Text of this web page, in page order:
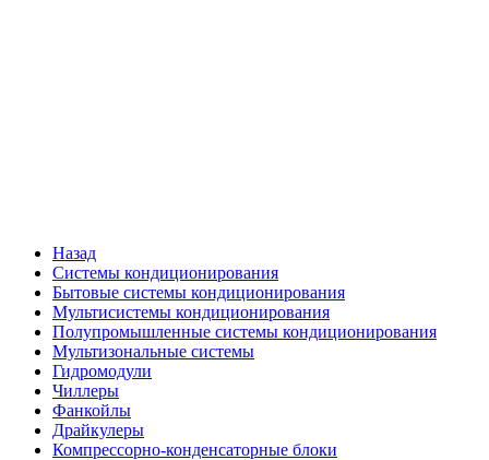
Назад
Системы кондиционирования
Бытовые системы кондиционирования
Мультисистемы кондиционирования
Полупромышленные системы кондиционирования
Мультизональные системы
Гидромодули
Чиллеры
Фанкойлы
Драйкулеры
Компрессорно-конденсаторные блоки